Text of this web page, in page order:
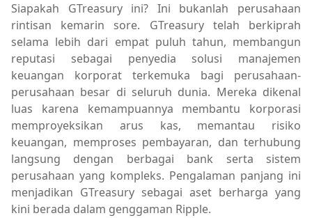
Siapakah GTreasury ini? Ini bukanlah perusahaan
rintisan kemarin sore. GTreasury telah berkiprah
selama lebih dari empat puluh tahun, membangun
reputasi sebagai penyedia solusi manajemen
keuangan korporat terkemuka bagi perusahaan-
perusahaan besar di seluruh dunia. Mereka dikenal
luas karena kemampuannya membantu korporasi
memproyeksikan arus kas, memantau risiko
keuangan, memproses pembayaran, dan terhubung
langsung dengan berbagai bank serta sistem
perusahaan yang kompleks. Pengalaman panjang ini
menjadikan GTreasury sebagai aset berharga yang
kini berada dalam genggaman Ripple.